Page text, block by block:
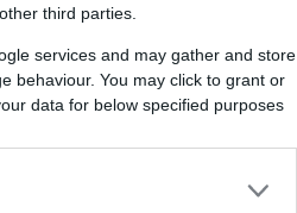
third parties.
services and may gather and store
behaviour. You may click to grant or
data for below specified purposes